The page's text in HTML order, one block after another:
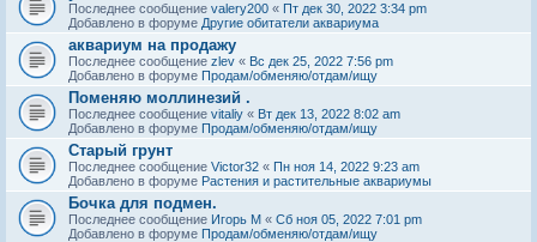
Последнее сообщение valery200 « Пт дек 30, 2022 3:34 pm
Добавлено в форуме Другие обитатели аквариума
аквариум на продажу
Последнее сообщение zlev « Вс дек 25, 2022 7:56 pm
Добавлено в форуме Продам/обменяю/отдам/ищу
Поменяю моллинезий .
Последнее сообщение vitaliy « Вт дек 13, 2022 8:02 am
Добавлено в форуме Продам/обменяю/отдам/ищу
Старый грунт
Последнее сообщение Victor32 « Пн ноя 14, 2022 9:23 am
Добавлено в форуме Растения и растительные аквариумы
Бочка для подмен.
Последнее сообщение Игорь М « Сб ноя 05, 2022 7:01 pm
Добавлено в форуме Продам/обменяю/отдам/ищу